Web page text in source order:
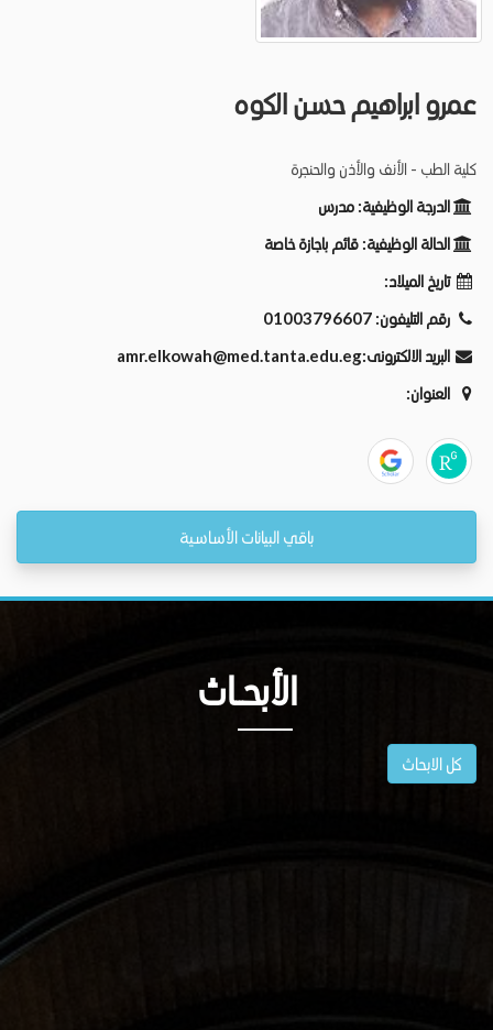
عمرو ابراهيم حسن الكوه
كلية الطب - الأنف والأذن والحنجرة
الدرجة الوظيفية: مدرس
الحالة الوظيفية: قائم باجازة خاصة
تاريخ الميلاد:
رقم التليفون: 01003796607
البريد الالكترونى:amr.elkowah@med.tanta.edu.eg
العنوان:
باقي البيانات الأساسية
الأبحــاث
كل الابحاث